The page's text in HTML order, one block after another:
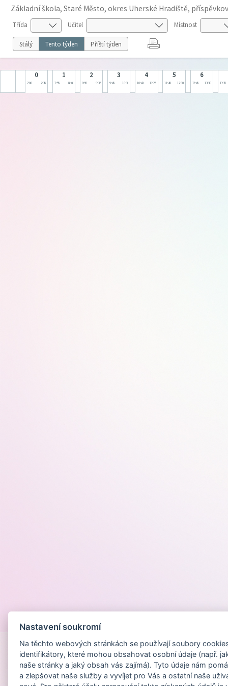
Základní škola, Staré Město, okres Uherské Hradiště,
Třída Učitel Místnost
Stálý Tento týden Příští týden
0
7:00 7:35
1
7:55 8:40
2
8:50 9:35
3
9:45 10:30
4
10:40 11:25
5
11:45 12:30
6
12:45 13:30 13:35
Nastavení soukromí
Na těchto webových stránkách se používají soubory
identifikátory, které mohou obsahovat osobní údaje (např.
naše stránky a jaký obsah vás zajímá). Tyto údaje nám
a zlepšovat naše služby a vyvíjet pro Vás a ostatní naše